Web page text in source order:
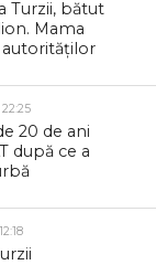
Turzii, bătut
Mama
autorităților
20 de ani
după ce a